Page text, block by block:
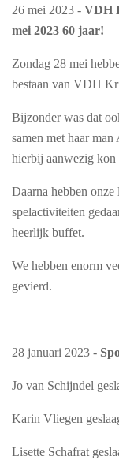
26 mei 2023 - VDH
mei 2023 60 jaar!
Zondag 28 mei
bestaan van VDH
Bijzonder was dat
samen met haar
hierbij aanwezig kon
Daarna hebben onze
spelactiviteiten
heerlijk buffet.
We hebben enorm
gevierd.
28 januari 2023 -
Jo van Schijndel
Karin Vliegen
Lisette Schafrat